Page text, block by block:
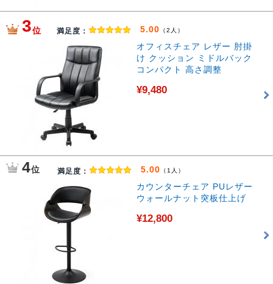
3位 満足度： 5.00 （2人）
オフィスチェア レザー 肘掛
け クッション ミドルバック
コンパクト 高さ調整
¥9,480
4位 満足度： 5.00 （1人）
カウンターチェア PUレザー
ウォールナット突板仕上げ
¥12,800